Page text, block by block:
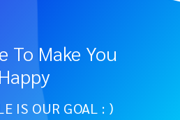
To Make You
Happy
IS OUR GOAL : )